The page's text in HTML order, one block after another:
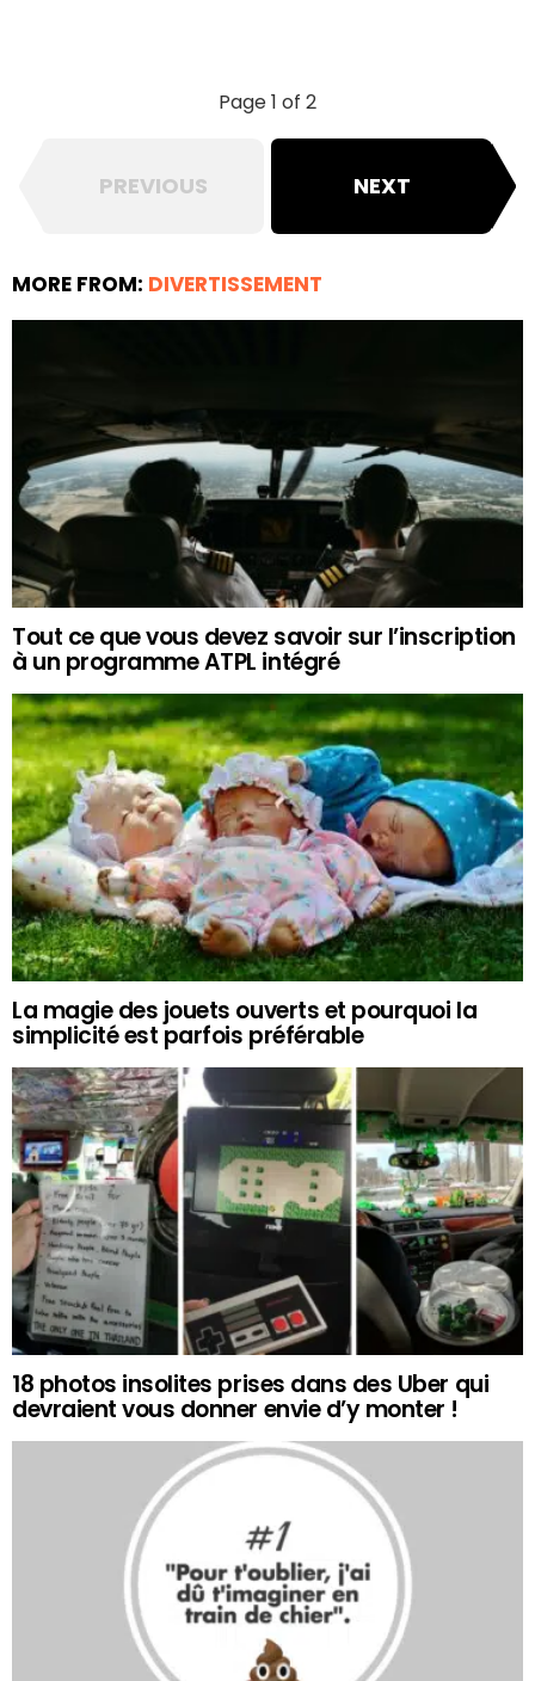
Page 1 of 2
PREVIOUS NEXT
MORE FROM: DIVERTISSEMENT
Tout ce que vous devez savoir sur l’inscription
à un programme ATPL intégré
La magie des jouets ouverts et pourquoi la
simplicité est parfois préférable
18 photos insolites prises dans des Uber qui
devraient vous donner envie d’y monter !